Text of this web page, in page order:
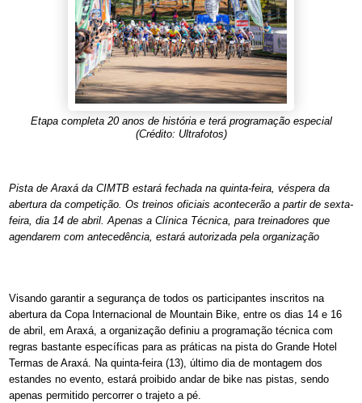
Etapa completa 20 anos de história e terá programação especial
(Crédito: Ultrafotos)
Pista de Araxá da CIMTB estará fechada na quinta-feira, véspera da
abertura da competição. Os treinos oficiais acontecerão a partir de sexta-
feira, dia 14 de abril. Apenas a Clínica Técnica, para treinadores que
agendarem com antecedência, estará autorizada pela organização
Visando garantir a segurança de todos os participantes inscritos na
abertura da Copa Internacional de Mountain Bike, entre os dias 14 e 16
de abril, em Araxá, a organização definiu a programação técnica com
regras bastante específicas para as práticas na pista do Grande Hotel
Termas de Araxá. Na quinta-feira (13), último dia de montagem dos
estandes no evento, estará proibido andar de bike nas pistas, sendo
apenas permitido percorrer o trajeto a pé.